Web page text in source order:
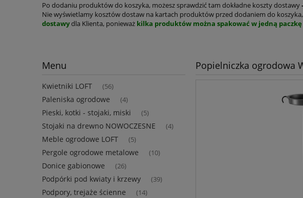
Po dodaniu produktów do koszyka, możesz sprawdzić tam dokładne koszty dostawy-
Nie wyświetlamy kosztów dostaw na kartach produktów przed dodaniem do
dostawydla Klienta, ponieważ kilka produktów można spakować w jedną paczkę
Menu
Kwietniki LOFT (56)
Paleniska ogrodowe (4)
Pieski, kotki - stojaki, miski (5)
Stojaki na drewno NOWOCZESNE (4)
Meble ogrodowe LOFT (5)
Pergole ogrodowe metalowe (10)
Donice gabionowe (26)
Podpórki pod kwiaty i krzewy (39)
Podpory, trejaże ścienne (14)
Popielniczka ogrodowa